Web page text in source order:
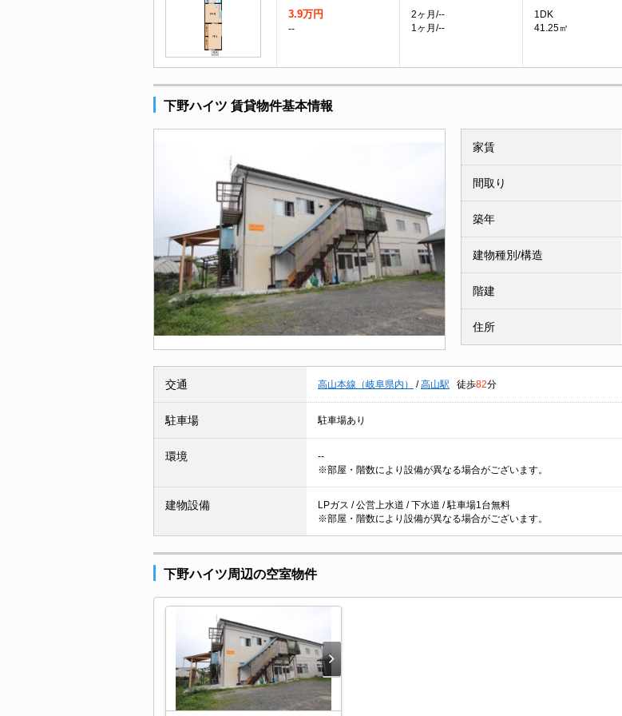
3.9万円
--
2ヶ月/--
1ヶ月/--
1DK
41.25㎡
下野ハイツ 賃貸物件基本情報
家賃
間取り
築年
建物種別/構造
階建
住所
交通 高山本線（岐阜県内） / 高山駅 徒歩82分
駐車場 駐車場あり
環境
--
※部屋・階数により設備が異なる場合がございます。
建物設備
LPガス / 公営上水道 / 下水道 / 駐車場1台無料
※部屋・階数により設備が異なる場合がございます。
下野ハイツ周辺の空室物件